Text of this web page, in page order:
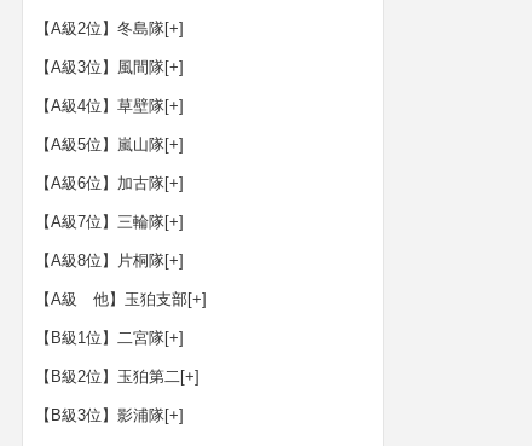
【A級2位】冬島隊[+]
【A級3位】風間隊[+]
【A級4位】草壁隊[+]
【A級5位】嵐山隊[+]
【A級6位】加古隊[+]
【A級7位】三輪隊[+]
【A級8位】片桐隊[+]
【A級 他】玉狛支部[+]
【B級1位】二宮隊[+]
【B級2位】玉狛第二[+]
【B級3位】影浦隊[+]